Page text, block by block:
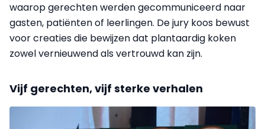
waarop gerechten werden gecommuniceerd naar
gasten, patiënten of leerlingen. De jury koos bewust
voor creaties die bewijzen dat plantaardig koken
zowel vernieuwend als vertrouwd kan zijn.
Vijf gerechten, vijf sterke verhalen